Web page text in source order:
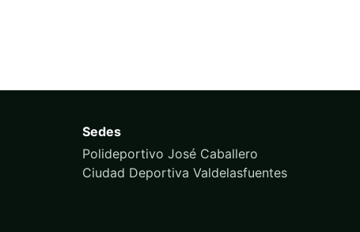
Sedes
Polideportivo José Caballero
Ciudad Deportiva Valdelasfuentes